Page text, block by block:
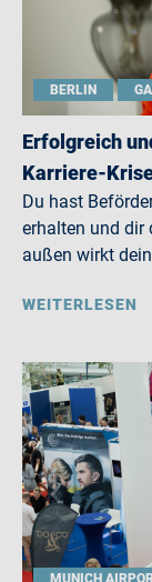
BERLIN
Erfolgreich
Karriere-
Du hast
erhalten und dir
außen wirkt
WEITERLESEN
MUNICH